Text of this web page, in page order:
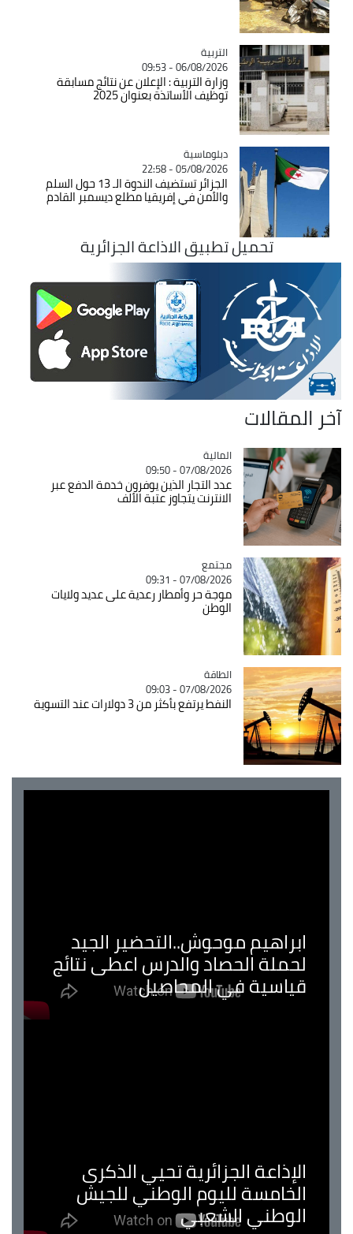
Catégorie
التربية
06/08/2026 - 09:53
وزارة التربية : الإعلان عن نتائج مسابقة
توظيف الأساتذة بعنوان 2025
Catégorie
دبلوماسية
05/08/2026 - 22:58
الجزائر تستضيف الندوة الـ 13 حول السلم
والأمن في إفريقيا مطلع ديسمبر القادم
تحميل تطبيق الاذاعة الجزائرية
آخر المقالات
Catégorie
المالية
07/08/2026 - 09:50
عدد التجار الذين يوفرون خدمة الدفع عبر
الانترنت يتجاوز عتبة الألف
Catégorie
مجتمع
07/08/2026 - 09:31
موجة حر وأمطار رعدية على عديد ولايات
الوطن
Catégorie
الطاقة
07/08/2026 - 09:03
النفط يرتفع بأكثر من 3 دولارات عند التسوية
ابراهيم موحوش..التحضير الجيد
لحملة الحصاد والدرس اعطى نتائج
قياسية في المحاصيل
الإذاعة الجزائرية تحيي الذكرى
الخامسة لليوم الوطني للجيش
الوطني الشعبي